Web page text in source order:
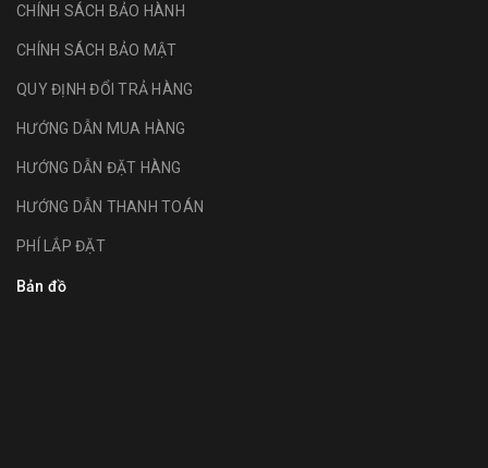
CHÍNH SÁCH BẢO HÀNH
CHÍNH SÁCH BẢO MẬT
QUY ĐỊNH ĐỔI TRẢ HÀNG
HƯỚNG DẪN MUA HÀNG
HƯỚNG DẪN ĐẶT HÀNG
HƯỚNG DẪN THANH TOÁN
PHÍ LẮP ĐẶT
Bản đồ